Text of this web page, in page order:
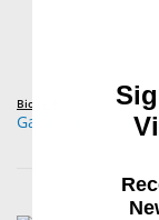
Biogel®
Gant chirurgical